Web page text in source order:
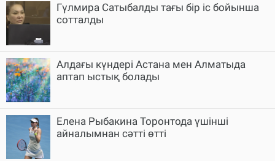
Гүлмира Сатыбалды тағы бір іс бойынша
сотталды
Алдағы күндері Астана мен Алматыда
аптап ыстық болады
Елена Рыбакина Торонтода үшінші
айналымнан сәтті өтті